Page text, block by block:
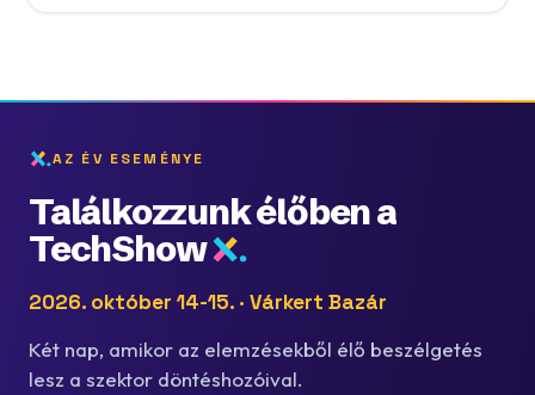
AZ ÉV ESEMÉNYE
Találkozzunk élőben a
TechShow
2026. október 14-15. · Várkert Bazár
Két nap, amikor az elemzésekből élő beszélgetés
lesz a szektor döntéshozóival.